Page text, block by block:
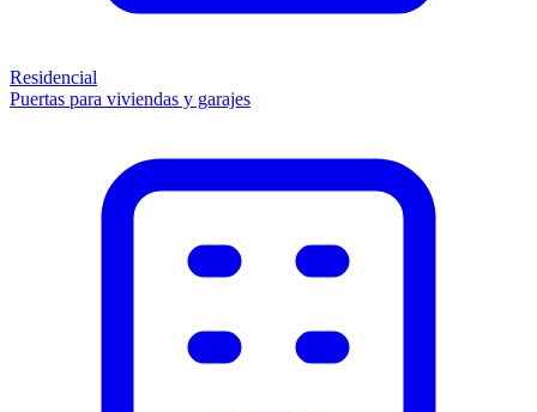
Residencial
Puertas para viviendas y garajes